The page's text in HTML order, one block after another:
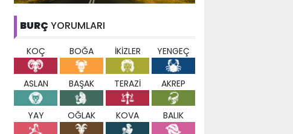
BURÇ YORUMLARI
KOÇ BOĞA İKİZLER YENGEÇ
ASLAN BAŞAK TERAZİ AKREP
YAY OĞLAK KOVA BALIK